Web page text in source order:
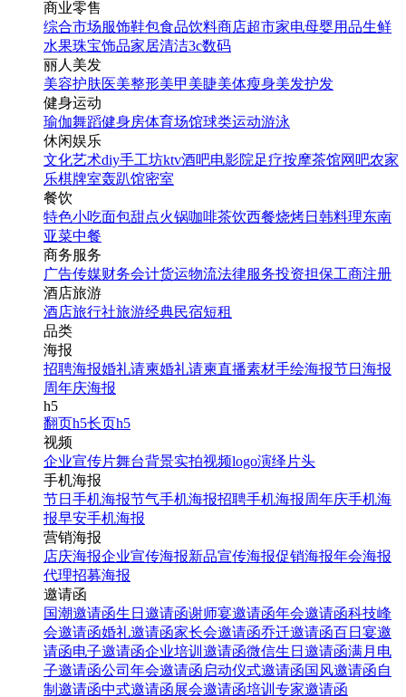
商业零售
综合市场服饰鞋包食品饮料商店超市家电母婴用品生鲜
水果珠宝饰品家居清洁3c数码
丽人美发
美容护肤医美整形美甲美睫美体瘦身美发护发
健身运动
瑜伽舞蹈健身房体育场馆球类运动游泳
休闲娱乐
文化艺术diy手工坊ktv酒吧电影院足疗按摩茶馆网吧农家
乐棋牌室轰趴馆密室
餐饮
特色小吃面包甜点火锅咖啡茶饮西餐烧烤日韩料理东南
亚菜中餐
商务服务
广告传媒财务会计货运物流法律服务投资担保工商注册
酒店旅游
酒店旅行社旅游经典民宿短租
品类
海报
招聘海报婚礼请柬婚礼请柬直播素材手绘海报节日海报
周年庆海报
h5
翻页h5长页h5
视频
企业宣传片舞台背景实拍视频logo演绎 片头
手机海报
节日手机海报节气手机海报招聘手机海报周年庆手机海
报早安手机海报
营销海报
店庆海报企业宣传海报新品宣传海报促销海报年会海报
代理招募海报
邀请函
国潮邀请函生日邀请函谢师宴邀请函年会邀请函科技峰
会邀请函婚礼邀请函家长会邀请函乔迁邀请函百日宴邀
请函电子邀请函企业培训邀请函微信生日邀请函满月电
子邀请函公司年会邀请函 启动仪式邀请函国风邀请函自
制邀请函中式邀请函展会邀请函培训专家邀请函